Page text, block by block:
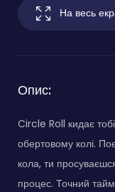
На весь
Опис:
Circle Roll кидає
обертовому колі.
кола, ти
процес. Точний